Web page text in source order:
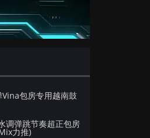
Vina包房专用越南鼓
调弹跳节奏超正包房
力推)